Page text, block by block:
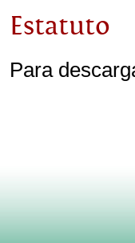
Estatuto
Para